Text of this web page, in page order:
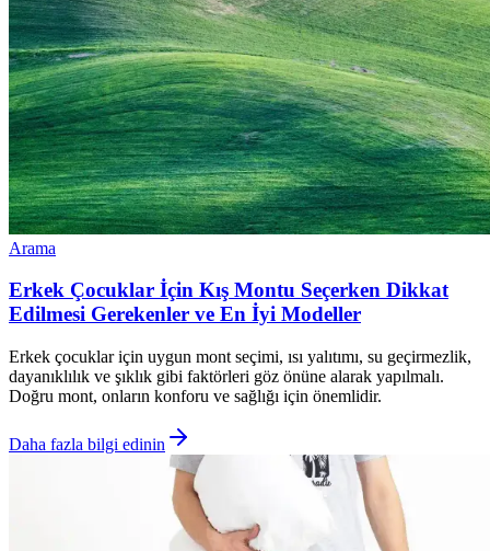
Arama
Erkek Çocuklar İçin Kış Montu Seçerken Dikkat
Edilmesi Gerekenler ve En İyi Modeller
Erkek çocuklar için uygun mont seçimi, ısı yalıtımı, su geçirmezlik,
dayanıklılık ve şıklık gibi faktörleri göz önüne alarak yapılmalı.
Doğru mont, onların konforu ve sağlığı için önemlidir.
Daha fazla bilgi edinin